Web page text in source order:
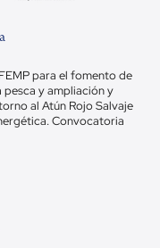
para el fomento de
y ampliación y
al Atún Rojo Salvaje
Convocatoria